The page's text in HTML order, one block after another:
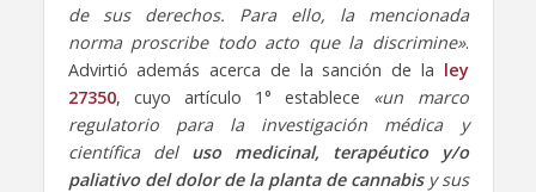
de sus derechos. Para ello, la mencionada
norma proscribe todo acto que la discrimine».
Advirtió además acerca de la sanción de la ley
27350, cuyo artículo 1° establece «un marco
regulatorio para la investigación médica y
científica del uso medicinal, terapéutico y/o
paliativo del dolor de la planta de cannabisy sus